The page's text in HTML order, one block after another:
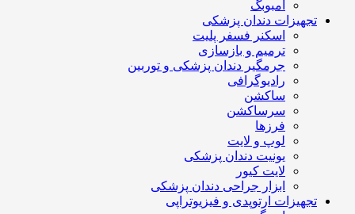
آمبوبگ
تجهیزات دندان پزشکی
اسکنر فسفر پلیت
ترمیم و بازسازی
جرمگیر دندان پزشکی و توربین
رادیوگرافی
ساکشن
سرساکشن
فرزها
لوپ و لایت
یونیت دندان پزشکی
لایت کیور
ابزار جراحی دندان پزشکی
تجهیزات ارتوپدی و فیزیوتراپی